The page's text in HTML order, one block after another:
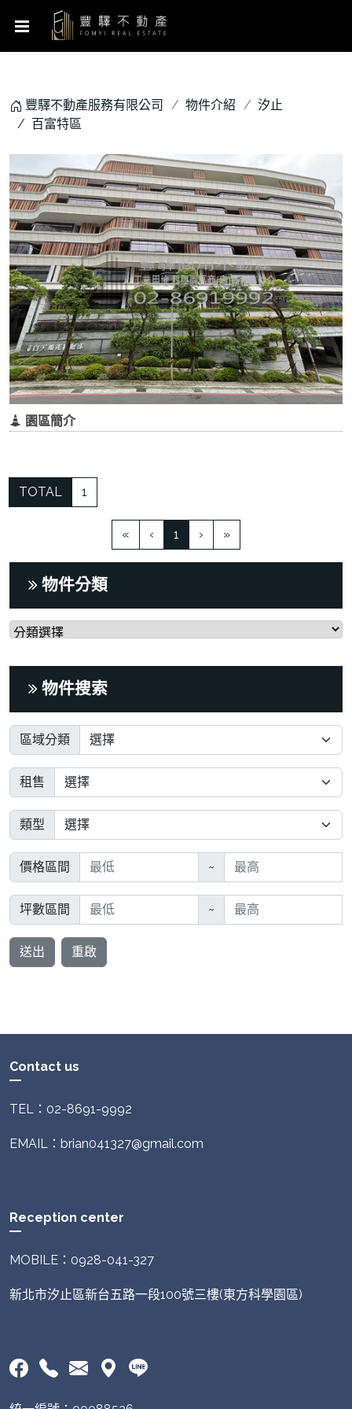
豐驛不動產服務有限公司 物件介紹
汐止
百富特區
園區簡介
TOTAL 1
« ‹ 1 (current)
› »
物件分類
物件搜索
區域分類
租售
類型
價格區間 ~
坪數區間 ~
送出 重啟
Contact us
TEL：02-8691-9992
EMAIL：brian041327@gmail.com
Reception center
MOBILE：0928-041-327
新北市汐止區新台五路一段100號三樓(東方科學園區)